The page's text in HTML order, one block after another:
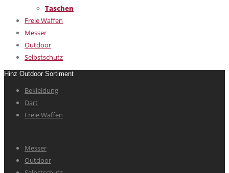
Taschen
Freie Waffen
Messer
Outdoor
Selbstschutz
Hinz Outdoor Sortiment
Bekleidung
Dart
Freie Waffen
Messer
Outdoor